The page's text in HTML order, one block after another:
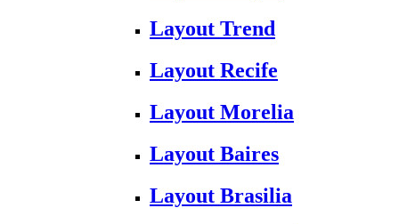
Layout Trend
Layout Recife
Layout Morelia
Layout Baires
Layout Brasilia